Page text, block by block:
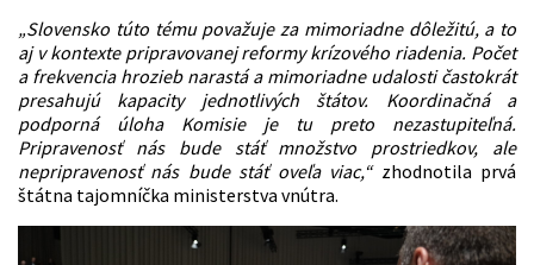
„Slovensko túto tému považuje za mimoriadne dôležitú, a to
aj v kontexte pripravovanej reformy krízového riadenia. Počet
a frekvencia hrozieb narastá a mimoriadne udalosti častokrát
presahujú kapacity jednotlivých štátov. Koordinačná a
podporná úloha Komisie je tu preto nezastupiteľná.
Pripravenosť nás
bude stáť množstvo prostriedkov, ale
nepripravenosť nás bude stáť oveľa viac,“ zhodnotila prvá
štátna tajomníčka ministerstva vnútra.